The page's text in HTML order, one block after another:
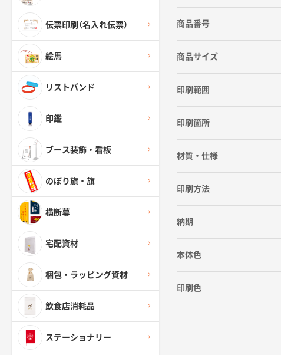
伝票印刷（名入れ伝票）
絵馬
リストバンド
印鑑
ブース装飾・看板
のぼり旗・旗
横断幕
宅配資材
梱包・ラッピング資材
飲食店消耗品
ステーショナリー
商品番号
商品サイズ
印刷範囲
印刷箇所
材質・仕様
印刷方法
納期
本体色
印刷色